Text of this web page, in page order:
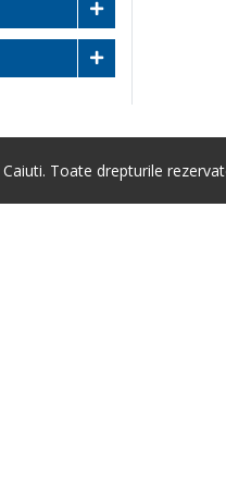
Toate drepturile